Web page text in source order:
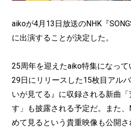
aikoが4月13日放送のNHK『
に出演することが決定した。
25周年を迎えたaiko特集になって
29日にリリースした15枚目アル
いが見てる』に収録される新曲「
す」も披露される予定だ。また
めて見るという貴重映像も公開